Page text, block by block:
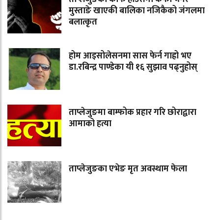
मुस्ताङे खाएकी बालिका नजिकैको जंगलमा
बलात्कृत
होम आइसोलेसनमा सास फेर्न गाह्रो भए
डा.रबिन्द्र पाण्डेका यी १६ सुझाव पढ्नुहोस्
ताप्लेजुङमा बाम्फोक प्रहार गरि छोराद्वारा
आमाको हत्या
ताप्लेजुङका एभेङ मृत अवस्थाम फेला